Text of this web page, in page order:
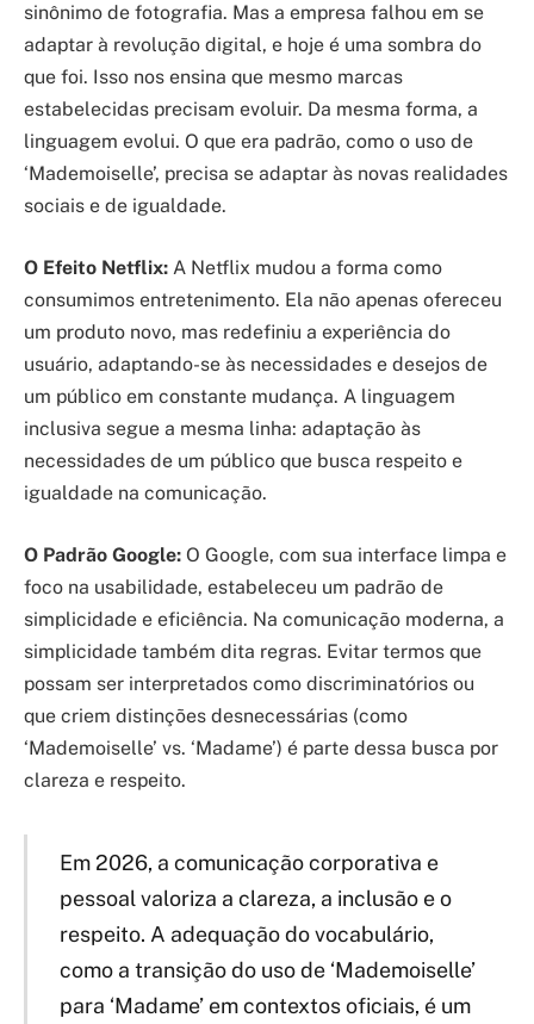
sinônimo de fotografia. Mas a empresa falhou em se
adaptar à revolução digital, e hoje é uma sombra do
que foi. Isso nos ensina que mesmo marcas
estabelecidas precisam evoluir. Da mesma forma, a
linguagem evolui. O que era padrão, como o uso de
‘Mademoiselle’, precisa se adaptar às novas realidades
sociais e de igualdade.
O Efeito Netflix: A Netflix mudou a forma como
consumimos entretenimento. Ela não apenas ofereceu
um produto novo, mas redefiniu a experiência do
usuário, adaptando-se às necessidades e desejos de
um público em constante mudança. A linguagem
inclusiva segue a mesma linha: adaptação às
necessidades de um público que busca respeito e
igualdade na comunicação.
O Padrão Google: O Google, com sua interface limpa e
foco na usabilidade, estabeleceu um padrão de
simplicidade e eficiência. Na comunicação moderna, a
simplicidade também dita regras. Evitar termos que
possam ser interpretados como discriminatórios ou
que criem distinções desnecessárias (como
‘Mademoiselle’ vs. ‘Madame’) é parte dessa busca por
clareza e respeito.
Em 2026, a comunicação corporativa e
pessoal valoriza a clareza, a inclusão e o
respeito. A adequação do vocabulário,
como a transição do uso de ‘Mademoiselle’
para ‘Madame’ em contextos oficiais, é um